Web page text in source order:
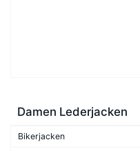
Damen Lederjacken
Bikerjacken